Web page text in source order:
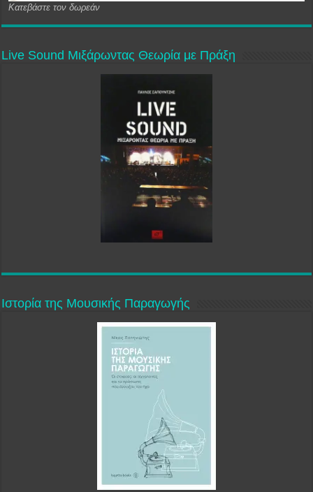
Κατεβάστε τον δωρεάν
Live Sound Μιξάρωντας Θεωρία με Πράξη
Ιστορία της Μουσικής Παραγωγής